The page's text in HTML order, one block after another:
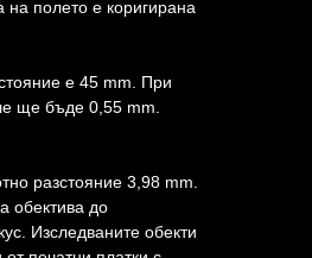
на полето е коригирана
е 45 mm. При
ще бъде 0,55 mm.
разстояние 3,98 mm.
обектива до
Изследваните обекти